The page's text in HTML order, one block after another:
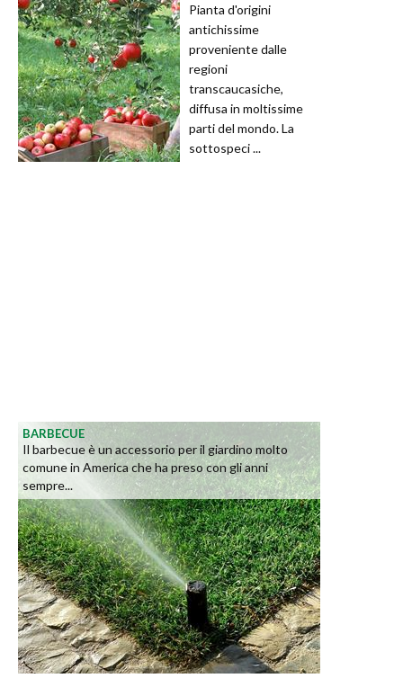
Pianta d'origini
antichissime
proveniente dalle
regioni
transcaucasiche,
diffusa in moltissime
parti del mondo. La
sottospeci ...
BARBECUE
Il barbecue è un accessorio per il giardino molto
comune in America che ha preso con gli anni
sempre...